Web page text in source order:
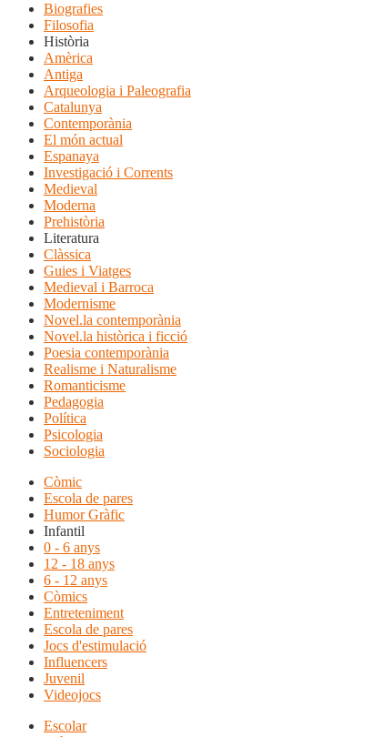
Biografies
Filosofia
Història
Amèrica
Antiga
Arqueologia i Paleografia
Catalunya
Contemporània
El món actual
Espanaya
Investigació i Corrents
Medieval
Moderna
Prehistòria
Literatura
Clàssica
Guies i Viatges
Medieval i Barroca
Modernisme
Novel.la contemporània
Novel.la històrica i ficció
Poesia contemporània
Realisme i Naturalisme
Romanticisme
Pedagogia
Política
Psicologia
Sociologia
Còmic
Escola de pares
Humor Gràfic
Infantil
0 - 6 anys
12 - 18 anys
6 - 12 anys
Còmics
Entreteniment
Escola de pares
Jocs d'estimulació
Influencers
Juvenil
Videojocs
Escolar